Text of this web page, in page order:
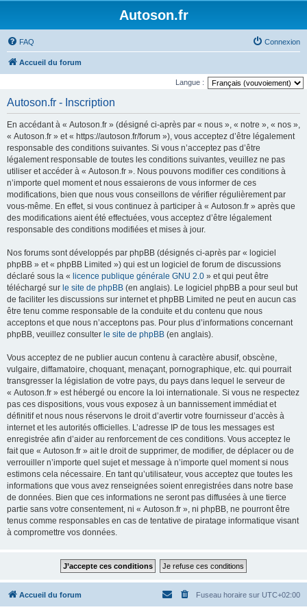
Autoson.fr
FAQ Connexion
Accueil du forum
Langue :
Autoson.fr - Inscription
En accédant à « Autoson.fr » (désigné ci-après par « nous », « notre », « nos »,
« Autoson.fr » et « https://autoson.fr/forum »), vous acceptez d’être légalement
responsable des conditions suivantes. Si vous n’acceptez pas d’être
légalement responsable de toutes les conditions suivantes, veuillez ne pas
utiliser et accéder à « Autoson.fr ». Nous pouvons modifier ces conditions à
n’importe quel moment et nous essaierons de vous informer de ces
modifications, bien que nous vous conseillons de vérifier régulièrement par
vous-même. En effet, si vous continuez à participer à « Autoson.fr » après que
des modifications aient été effectuées, vous acceptez d’être légalement
responsable des conditions modifiées et mises à jour.
Nos forums sont développés par phpBB (désignés ci-après par « logiciel
phpBB » et « phpBB Limited ») qui est un logiciel de forum de discussions
déclaré sous la « licence publique générale GNU 2.0 » et qui peut être
téléchargé sur le site de phpBB (en anglais). Le logiciel phpBB a pour seul but
de faciliter les discussions sur internet et phpBB Limited ne peut en aucun cas
être tenu comme responsable de la conduite et du contenu que nous
acceptons et que nous n’acceptons pas. Pour plus d’informations concernant
phpBB, veuillez consulter le site de phpBB (en anglais).
Vous acceptez de ne publier aucun contenu à caractère abusif, obscène,
vulgaire, diffamatoire, choquant, menaçant, pornographique, etc. qui pourrait
transgresser la législation de votre pays, du pays dans lequel le serveur de
« Autoson.fr » est hébergé ou encore la loi internationale. Si vous ne respectez
pas ces dispositions, vous vous exposez à un bannissement immédiat et
définitif et nous nous réservons le droit d’avertir votre fournisseur d’accès à
internet et les autorités officielles. L’adresse IP de tous les messages est
enregistrée afin d’aider au renforcement de ces conditions. Vous acceptez le
fait que « Autoson.fr » ait le droit de supprimer, de modifier, de déplacer ou de
verrouiller n’importe quel sujet et message à n’importe quel moment si nous
estimons cela nécessaire. En tant qu’utilisateur, vous acceptez que toutes les
informations que vous avez renseignées soient enregistrées dans notre base
de données. Bien que ces informations ne seront pas diffusées à une tierce
partie sans votre consentement, ni « Autoson.fr », ni phpBB, ne pourront être
tenus comme responsables en cas de tentative de piratage informatique visant
à compromettre vos données.
Accueil du forum Fuseau horaire sur UTC+02:00